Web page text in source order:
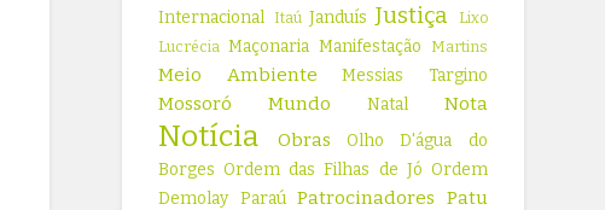
Internacional
Itaú Janduís Justiça
Lixo
Lucrécia Maçonaria Manifestação Martins
Meio Ambiente Messias Targino
Mossoró Mundo Natal Nota
Notícia Obras
Olho D'água do
Borges Ordem das Filhas de Jó Ordem
Demolay Paraú Patrocinadores Patu